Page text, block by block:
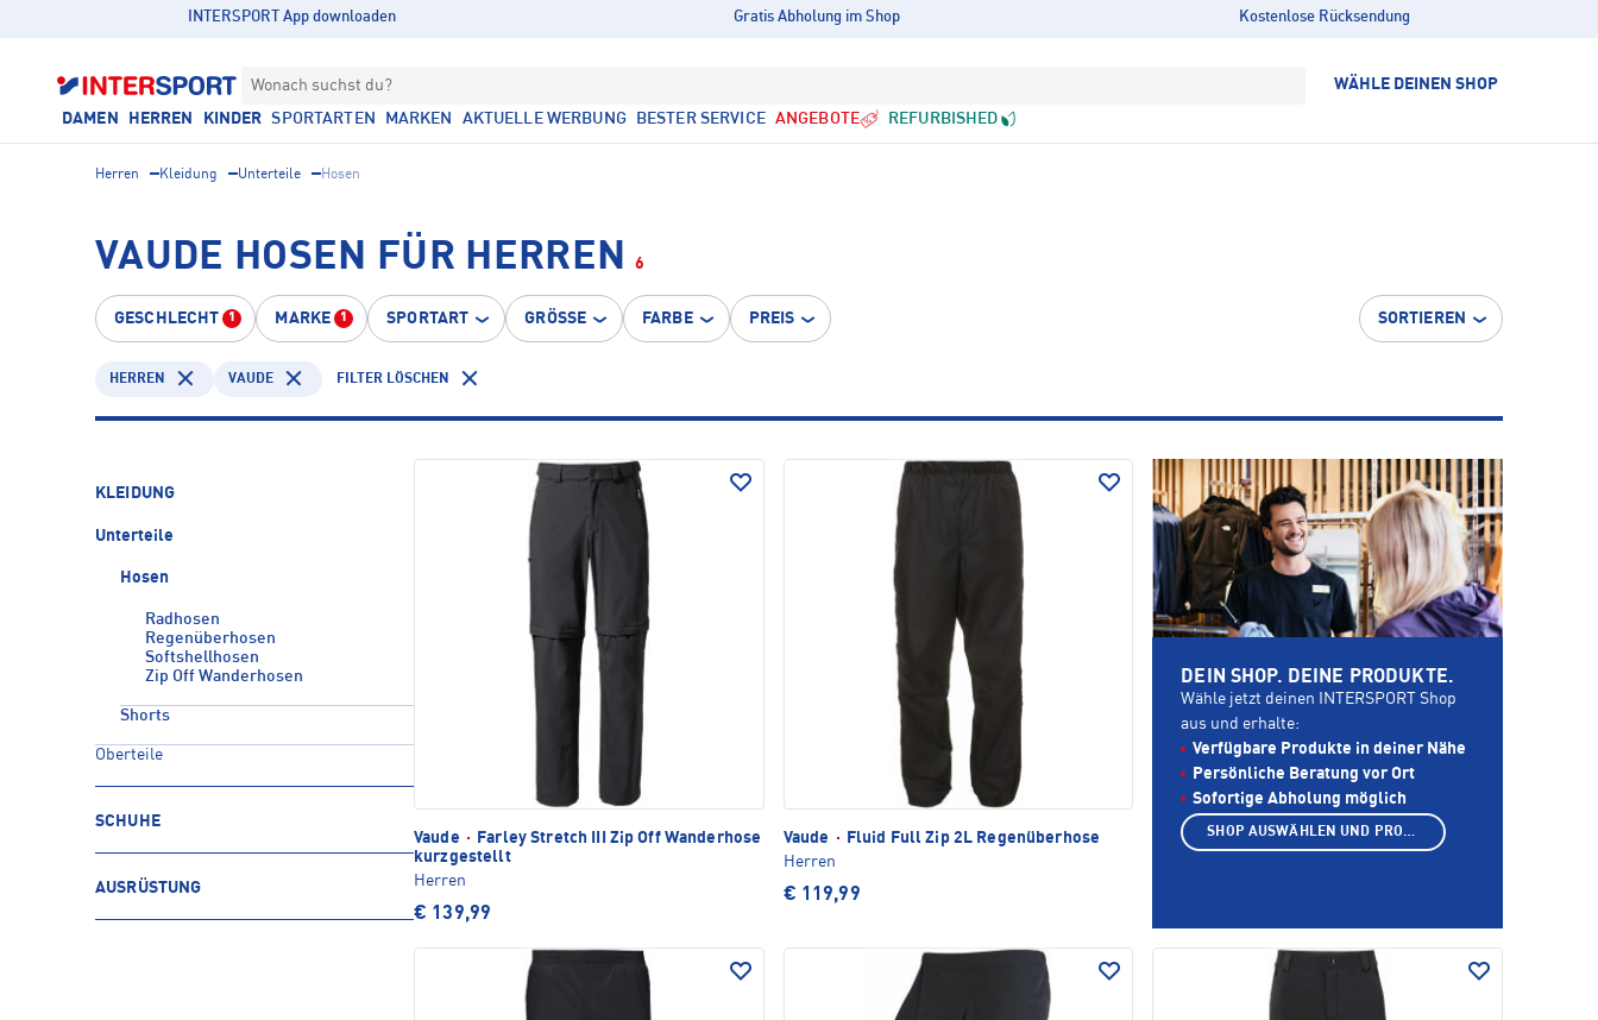
INTERSPORT App downloaden Gratis Abholung im Shop Kostenlose Rücksendung
Wonach suchst du? WÄHLE DEINEN SHOP
DAMEN HERREN KINDER SPORTARTEN MARKEN AKTUELLE WERBUNG BESTER SERVICE ANGEBOTE REFURBISHED
Herren Kleidung Unterteile Hosen
VAUDE HOSEN FÜR HERREN 6
GESCHLECHT 1 MARKE 1 SPORTART GRÖSSE FARBE PREIS SORTIEREN
HERREN VAUDE FILTER LÖSCHEN
KLEIDUNG
Unterteile
Hosen
Radhosen
Regenüberhosen
Softshellhosen
Zip Off Wanderhosen
Shorts
Oberteile
SCHUHE
AUSRÜSTUNG
Vaude ·
Farley Stretch III Zip Off Wanderhose
kurzgestellt
Herren
€ 139,99
Vaude ·
Fluid Full Zip 2L Regenüberhose
Herren
€ 119,99
DEIN SHOP. DEINE PRODUKTE.
Wähle jetzt deinen INTERSPORT Shop
aus und erhalte:
Verfügbare Produkte in deiner Nähe
Persönliche Beratung vor Ort
Sofortige Abholung möglich
SHOP AUSWÄHLEN UND PRODUKTE ANZEIGEN